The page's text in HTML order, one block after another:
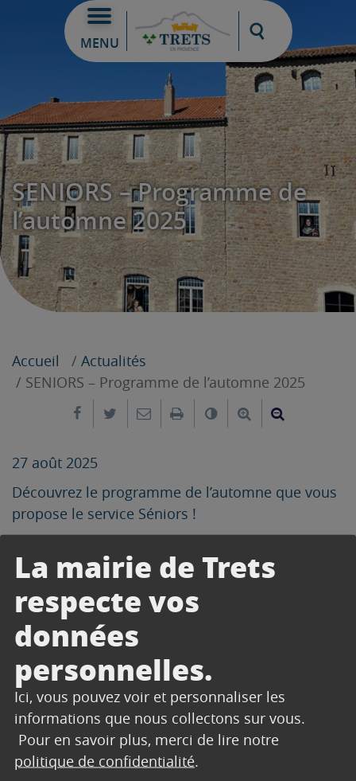
La mairie de Trets
respecte vos
données
personnelles.
Ici, vous pouvez voir et personnaliser les
informations que nous collectons sur vous.
Pour en savoir plus, merci de lire notre
politique de confidentialité.
MENU
Moteur de
SENIORS – Programme de
l’automne 2025
Accueil
Actualités
SENIORS – Programme de l’automne 2025
Partager sur Facebook
Partager sur Twitter
Envoyer par e-mail
ImprimerChanger leAgrandir le
27 août 2025
Découvrez le programme de l’automne que vous
propose le service Séniors !
Télécharger
CONTACT
SERVICE SENIORS
Pôle Solidarité -4 Cours Esquiros
Télephone : 04 42 61 23 84